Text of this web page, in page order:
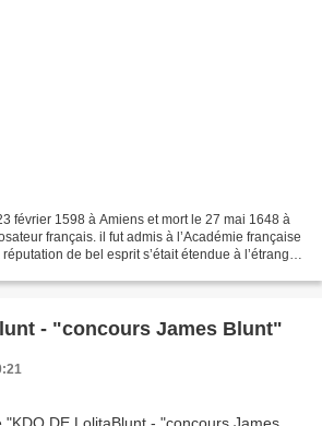
février 1598 à Amiens et mort le 27 mai 1648 à
français. il fut admis à l’Académie française
de bel esprit s’était étendue à l’étranger,
- "concours James Blunt"